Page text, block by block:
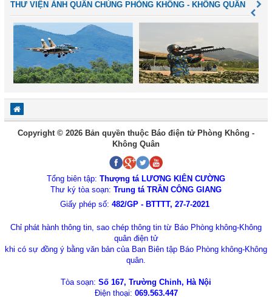
THƯ VIỆN ẢNH QUÂN CHỦNG PHÒNG KHÔNG - KHÔNG QUÂN
Copyright © 2026 Bản quyền thuộc Báo điện tử Phòng Không -
Không Quân
Tổng biên tập: Thượng tá LƯƠNG KIÊN CƯỜNG
Thư ký tòa soạn: Trung tá TRẦN CÔNG GIANG
Giấy phép số: 482/GP - BTTTT, 27-7-2021
Chỉ phát hành thông tin, sao chép thông tin từ Báo Phòng không-Không
quân điện tử
khi có sự đồng ý bằng văn bản của Ban Biên tập Báo Phòng không-Không
quân.
Tòa soạn: Số 167, Trường Chinh, Hà Nội
Điện thoại: 069.563.447